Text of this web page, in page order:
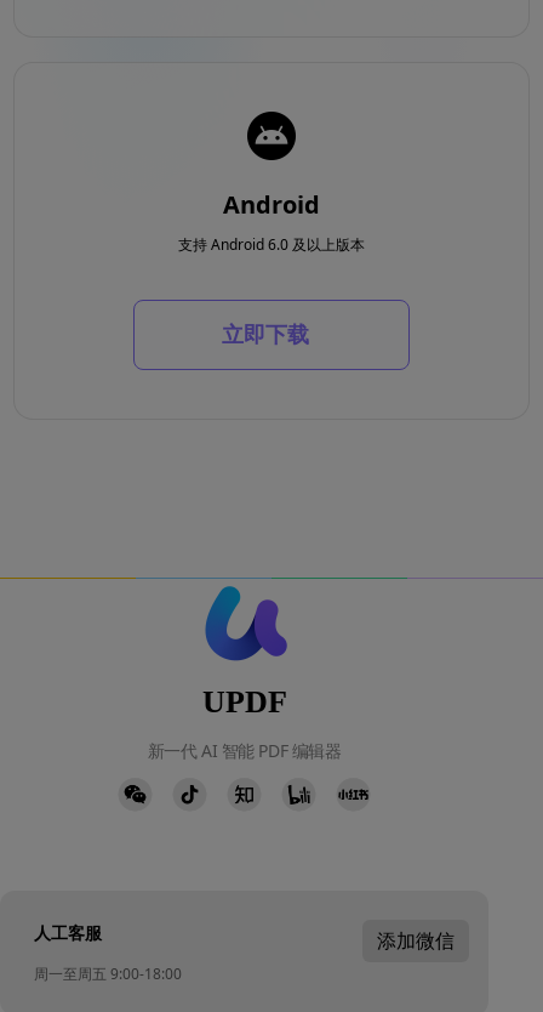
Android
支持 Android 6.0 及以上版本
立即下载
UPDF
新一代 AI 智能 PDF 编辑器
人工客服
周一至周五 9:00-18:00
添加微信